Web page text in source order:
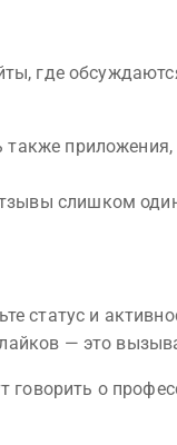
где
также
слишком
статус и
— это
говорить о